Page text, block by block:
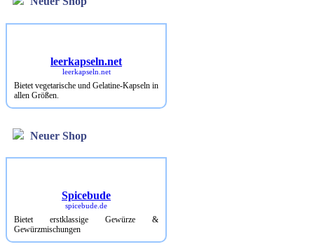
leerkapseln.net
Bietet vegetarische und Gelatine-Kapseln in
allen Größen.
Bietet erstklassige Gewürze &
Gewürzmischungen